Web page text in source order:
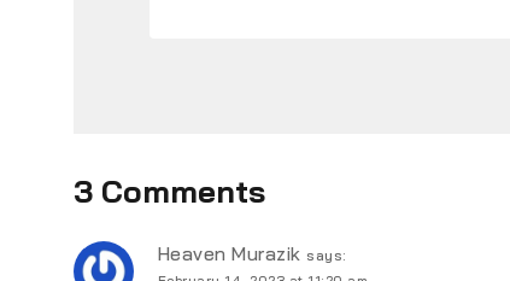
3 Comments
Heaven Murazik says: